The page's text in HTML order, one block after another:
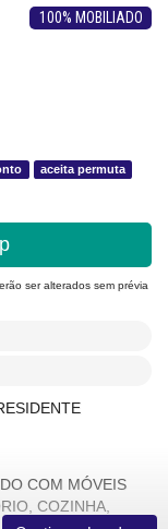
100% MOBILIADO
aceita permuta
ser alterados sem prévia
COM MÓVEIS
COZINHA,